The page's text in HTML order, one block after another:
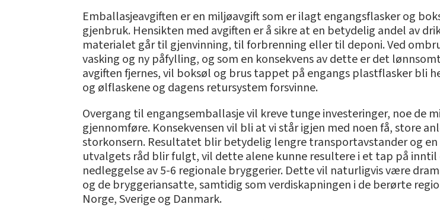
Emballasjeavgiften er en miljøavgift som er ilagt engangsflasker og
gjenbruk. Hensikten med avgiften er å sikre at en betydelig andel av
materialet går til gjenvinning, til forbrenning eller til deponi. Ved
vasking og ny påfylling, og som en konsekvens av dette er det
avgiften fjernes, vil boksøl og brus tappet på engangs plastflasker bli
og ølflaskene og dagens retursystem forsvinne.
Overgang til engangsemballasje vil kreve tunge investeringer, noe de
gjennomføre. Konsekvensen vil bli at vi står igjen med noen få, store
storkonsern. Resultatet blir betydelig lengre transportavstander og
utvalgets råd blir fulgt, vil dette alene kunne resultere i et tap på
nedleggelse av 5-6 regionale bryggerier. Dette vil naturligvis være
og de bryggeriansatte, samtidig som verdiskapningen i de berørte
Norge, Sverige og Danmark.